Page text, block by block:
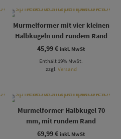
Murmelformer mit vier kleinen
Halbkugeln und rundem Rand
45,99€ inkl. MwSt
Enthält 19% MwSt.
zzgl. Versand
Murmelformer Halbkugel 70
mm, mit rundem Rand
69,99€ inkl. MwSt